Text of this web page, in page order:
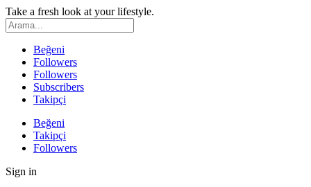
Take a fresh look at your lifestyle.
Beğeni
Followers
Followers
Subscribers
Takipçi
Beğeni
Takipçi
Followers
Sign in